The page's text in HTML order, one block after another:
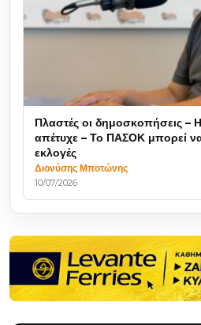
Πλαστές οι δημοσκοπήσεις –
απέτυχε – Το ΠΑΣΟΚ μπορεί
εκλογές
Διονύσης Μποτώνης
10/07/2026